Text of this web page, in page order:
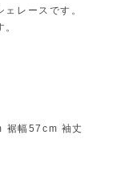
レースです。
幅57cm 袖丈